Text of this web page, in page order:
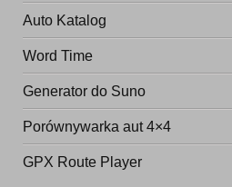
Auto Katalog
Word Time
Generator do Suno
Porównywarka aut 4×4
GPX Route Player